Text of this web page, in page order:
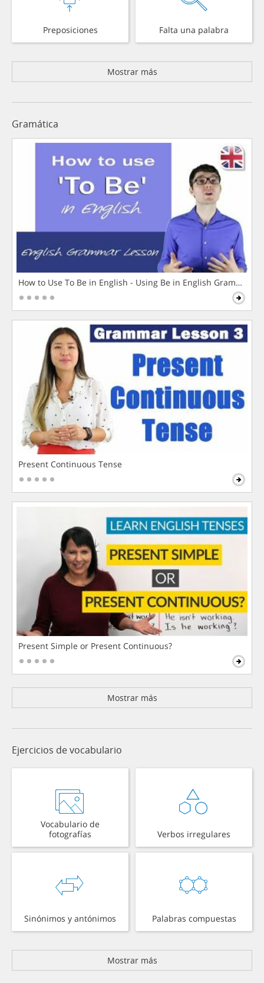
Preposiciones Falta una palabra
Mostrar más
Gramática
How to Use To Be in English - Using Be in English Grammar
Present Continuous Tense
Present Simple or Present Continuous?
Mostrar más
Ejercicios de vocabulario
Vocabulario de
fotografías
Verbos irregulares
Sinónimos y antónimos Palabras compuestas
Mostrar más